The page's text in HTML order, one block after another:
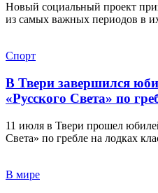
Новый социальный проект
из самых важных периодов в
Спорт
В Твери завершился
«Русского Света» по
11 июля в Твери прошел
Света» по гребле на лодках
В мире